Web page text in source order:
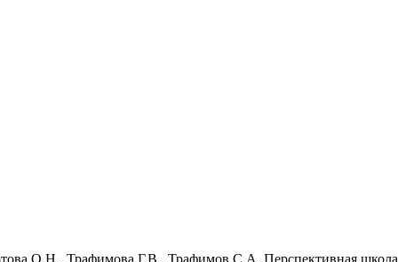
О.Н., Трафимова Г.В., Трафимов С.А. Перспективная школа